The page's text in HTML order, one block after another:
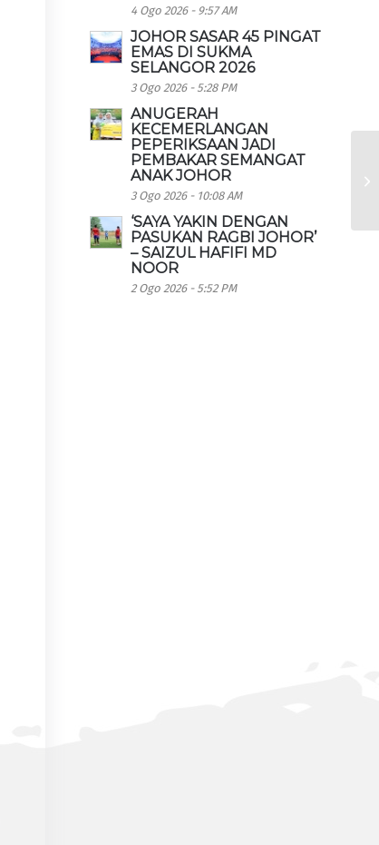
4 Ogo 2026 - 9:57 AM
JOHOR SASAR 45 PINGAT
EMAS DI SUKMA
SELANGOR 2026
3 Ogo 2026 - 5:28 PM
ANUGERAH
KECEMERLANGAN
PEPERIKSAAN JADI
PEMBAKAR SEMANGAT
ANAK JOHOR
3 Ogo 2026 - 10:08 AM
‘SAYA YAKIN DENGAN
PASUKAN RAGBI JOHOR’
– SAIZUL HAFIFI MD
NOOR
2 Ogo 2026 - 5:52 PM